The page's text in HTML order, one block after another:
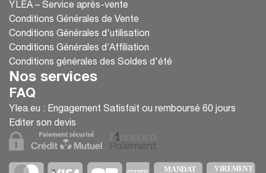
YLEA – Service après-vente
Conditions Générales de Vente
Conditions Générales d'utilisation
Conditions Générales d’Affiliation
Conditions générales des Soldes d'été
Nos services
FAQ
Ylea.eu : Engagement Satisfait ou remboursé 60 jours
Editer son devis